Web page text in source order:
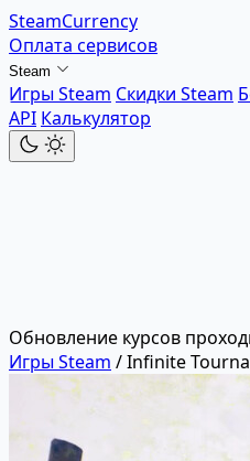
SteamCurrency
Оплата сервисов
Steam
Игры Steam Скидки Steam
API Калькулятор
Обновление курсов
Игры Steam /Infinite